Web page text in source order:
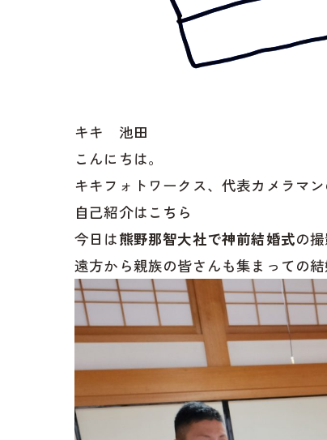
キキ 池田
こんにちは。
キキフォトワークス、代表カメラマン
自己紹介はこちら
今日は熊野那智大社で神前結婚式の
遠方から親族の皆さんも集まっての結